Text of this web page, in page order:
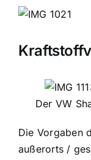
Der VW
Die Vorgaben
außerorts /